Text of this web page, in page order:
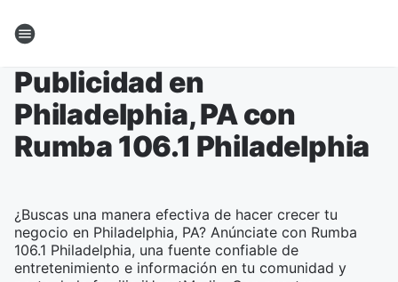
Publicidad en
Philadelphia, PA con
Rumba 106.1 Philadelphia
¿Buscas una manera efectiva de hacer crecer tu
negocio en Philadelphia, PA? Anúnciate con Rumba
106.1 Philadelphia, una fuente confiable de
entretenimiento e información en tu comunidad y